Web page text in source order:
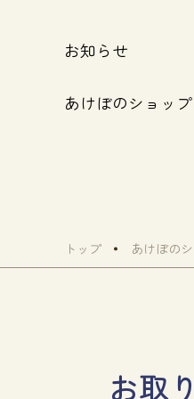
お知らせ
あけぼのショップ
トップ あけぼの
お取